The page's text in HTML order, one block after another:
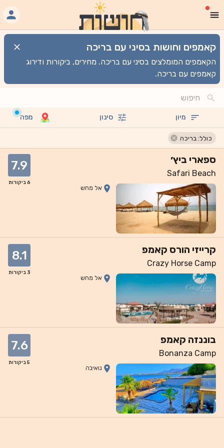
קאמפים וחושות בסיני עם בריכה
הקאמפים המומלצים בסיני עם בריכה. מחירים, ביקורות ודירוג
קאמפים עם בריכה.
מיון סינון מפה
כולל: בריכה
ספארי ביץ׳
Safari Beach
7.9
6ביקורות
אל מחש
קרייזי הורס קאמפ
Crazy Horse Camp
8.1
3ביקורות
אל מחש
בוננזה קאמפ
Bonanza Camp
7.6
5ביקורות
נואיבה